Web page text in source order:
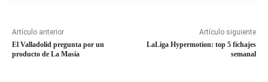
Artículo anterior
El Valladolid pregunta por un
producto de La Masía
Artículo siguiente
LaLiga Hypermotion: top 5 fichajes
semanal